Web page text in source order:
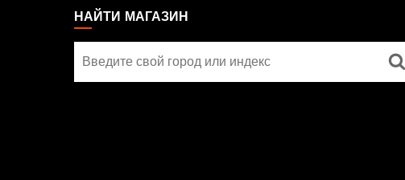
GATHERINGНАЙТИ МАГАЗИН
магазин